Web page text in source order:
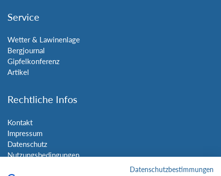
Service
Wetter & Lawinenlage
Bergjournal
Gipfelkonferenz
Artikel
Rechtliche Infos
Kontakt
Impressum
Datenschutz
Nutzungsbedingungen
Datenschutzbestimmungen